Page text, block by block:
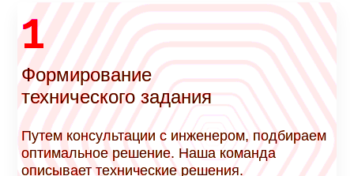
1
Формирование
технического задания
Путем консультации с инженером, подбираем
оптимальное решение. Наша команда
описывает технические решения.